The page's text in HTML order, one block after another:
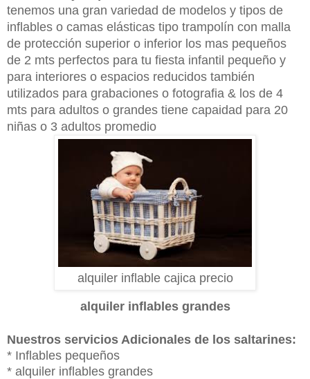
tenemos una gran variedad de modelos y tipos de
inflables o camas elásticas tipo trampolín con malla
de protección superior o inferior los mas pequeños
de 2 mts perfectos para tu fiesta infantil pequeño y
para interiores o espacios reducidos también
utilizados para grabaciones o fotografia & los de 4
mts para adultos o grandes tiene capaidad para 20
niñas o 3 adultos promedio
alquiler inflable cajica precio
alquiler inflables grandes
Nuestros servicios Adicionales de los saltarines:
* Inflables pequeños
* alquiler inflables grandes